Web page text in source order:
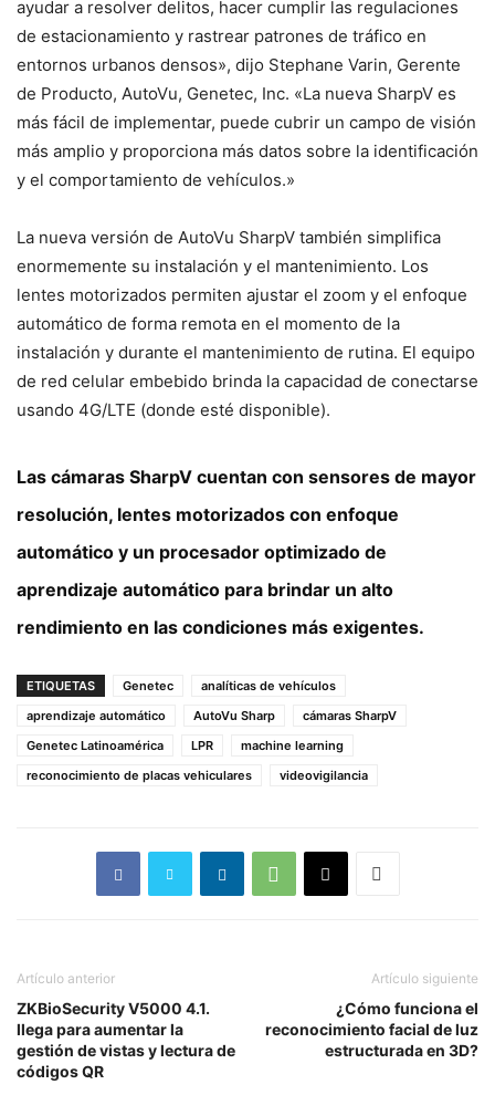
ayudar a resolver delitos, hacer cumplir las regulaciones
de estacionamiento y rastrear patrones de tráfico en
entornos urbanos densos», dijo Stephane Varin, Gerente
de Producto, AutoVu, Genetec, Inc. «La nueva SharpV es
más fácil de implementar, puede cubrir un campo de visión
más amplio y proporciona más datos sobre la identificación
y el comportamiento de vehículos.»
La nueva versión de AutoVu SharpV también simplifica
enormemente su instalación y el mantenimiento. Los
lentes motorizados permiten ajustar el zoom y el enfoque
automático de forma remota en el momento de la
instalación y durante el mantenimiento de rutina. El equipo
de red celular embebido brinda la capacidad de conectarse
usando 4G/LTE (donde esté disponible).
Las cámaras SharpV cuentan con sensores de mayor
resolución, lentes motorizados con enfoque
automático y un procesador optimizado de
aprendizaje automático para brindar un alto
rendimiento en las condiciones más exigentes.
ETIQUETAS Genetec
analíticas de vehículos
aprendizaje automático
AutoVu Sharp
cámaras SharpV
Genetec Latinoamérica
LPR
machine learning
reconocimiento de placas vehiculares
videovigilancia
Artículo anterior
ZKBioSecurity V5000 4.1.
llega para aumentar la
gestión de vistas y lectura de
códigos QR
Artículo siguiente
¿Cómo funciona el
reconocimiento facial de luz
estructurada en 3D?